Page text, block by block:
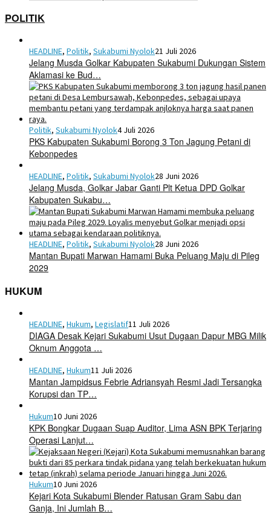
POLITIK
HEADLINE, Politik, Sukabumi Nyolok21 Juli 2026
Jelang Musda Golkar Kabupaten Sukabumi Dukungan Sistem
Aklamasi ke Bud…
Politik, Sukabumi Nyolok4 Juli 2026
PKS Kabupaten Sukabumi Borong 3 Ton Jagung Petani di
Kebonpedes
HEADLINE, Politik, Sukabumi Nyolok28 Juni 2026
Jelang Musda, Golkar Jabar Ganti Plt Ketua DPD Golkar
Kabupaten Sukabu…
HEADLINE, Politik, Sukabumi Nyolok28 Juni 2026
Mantan Bupati Marwan Hamami Buka Peluang Maju di Pileg
2029
HUKUM
HEADLINE, Hukum, Legislatif11 Juli 2026
DIAGA Desak Kejari Sukabumi Usut Dugaan Dapur MBG Milik
Oknum Anggota …
HEADLINE, Hukum11 Juli 2026
Mantan Jampidsus Febrie Adriansyah Resmi Jadi Tersangka
Korupsi dan TP…
Hukum10 Juni 2026
KPK Bongkar Dugaan Suap Auditor, Lima ASN BPK Terjaring
Operasi Lanjut…
Hukum10 Juni 2026
Kejari Kota Sukabumi Blender Ratusan Gram Sabu dan
Ganja, Ini Jumlah B…